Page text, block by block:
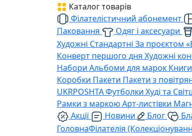
Каталог товарів
Філателістичний абонемент
Паковання
Одяг і аксесуари
Художні Стандартні За проєктом
Конверт першого дня Художні
Набори Альбоми для марок
Коробки Пакети Пакети з
UKRPOSHTAФутболки Худі та
Рамки з маркоюАрт-листівки
Акції
Новини Блог
ГоловнаФілателія